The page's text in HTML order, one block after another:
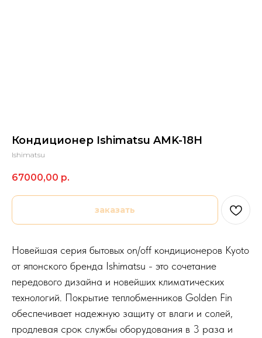
Кондиционер Ishimatsu AMK-18H
Ishimatsu
67000,00 р.
заказать
Новейшая серия бытовых on/off кондиционеров Kyoto
от японского бренда Ishimatsu - это сочетание
передового дизайна и новейших климатических
технологий. Покрытие теплобменников Golden Fin
обеспечивает надежную защиту от влаги и солей,
продлевая срок службы оборудования в 3 раза и